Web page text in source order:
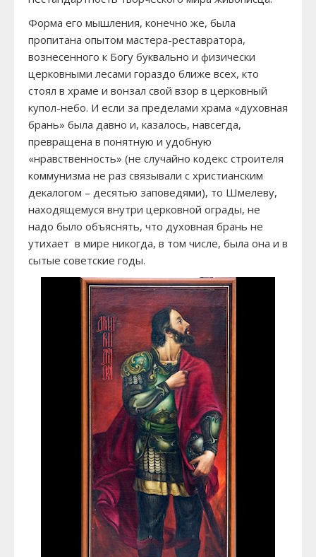
Форма его мышления, конечно же, была
пропитана опытом мастера-реставратора,
вознесенного к Богу буквально и физически
церковными лесами гораздо ближе всех, кто
стоял в храме и вонзал свой взор в церковный
купол-небо. И если за пределами храма «духовная
брань» была давно и, казалось, навсегда,
превращена в понятную и удобную
«нравственность» (не случайно кодекс строителя
коммунизма не раз связывали с христианским
декалогом – десятью заповедями), то Шмелеву,
находящемуся внутри церковной ограды, не
надо было объяснять, что духовная брань не
утихает в мире никогда, в том числе, была она и в
сытые советские годы.